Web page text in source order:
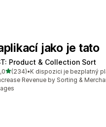
jako je tato
Product & Collection Sort
z 5 hvězd
(234)počet recenzí: 234
•K dispozici je bezplatný
Revenue by Sorting &